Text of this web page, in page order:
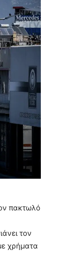
πακτωλό
τον
χρήματα